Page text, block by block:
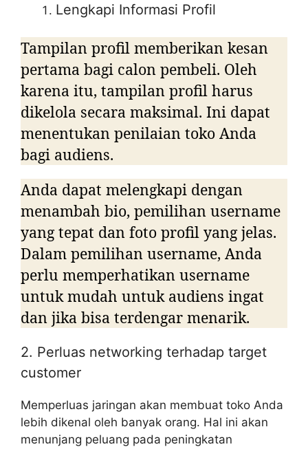
Lengkapi Informasi Profil
Tampilan profil memberikan kesan
pertama bagi calon pembeli. Oleh
karena itu, tampilan profil harus
dikelola secara maksimal. Ini dapat
menentukan penilaian toko Anda
bagi audiens.
Anda dapat melengkapi dengan
menambah bio, pemilihan username
yang tepat dan foto profil yang jelas.
Dalam pemilihan username, Anda
perlu memperhatikan username
untuk mudah untuk audiens ingat
dan jika bisa terdengar menarik.
2. Perluas networking terhadap target
customer
Memperluas jaringan akan membuat toko Anda
lebih dikenal oleh banyak orang. Hal ini akan
menunjang peluang pada peningkatan